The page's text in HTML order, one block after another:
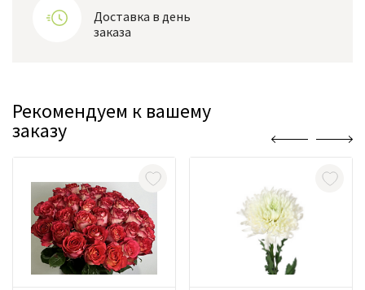
Доставка в день
заказа
Рекомендуем к вашему
заказу